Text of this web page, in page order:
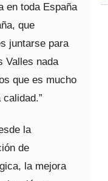
en toda España
que
juntarse para
Valles nada
que es mucho
la
de
la mejora